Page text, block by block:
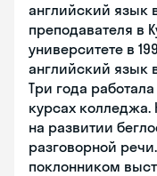
английский язык
преподавателя в
университете в
английский язык
Три года
курсах колледжа.
на развитии
разговорной
поклонником